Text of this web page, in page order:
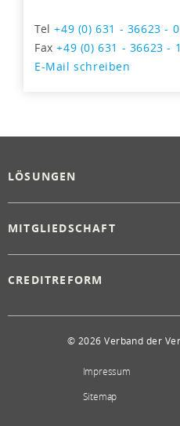
Tel+49 (0) 631 - 36623 - 0
Fax+49 (0) 631 - 36623 -
E-Mail schreiben
LÖSUNGEN
MITGLIEDSCHAFT
CREDITREFORM
© 2026 Verband der
Impressum
Sitemap